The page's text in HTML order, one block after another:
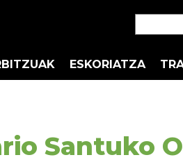
ESKORIATZA
Santuko